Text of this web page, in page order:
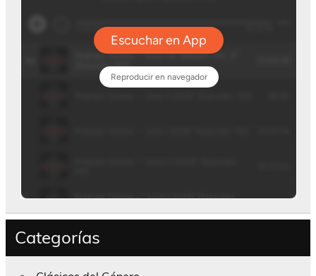
Categorías